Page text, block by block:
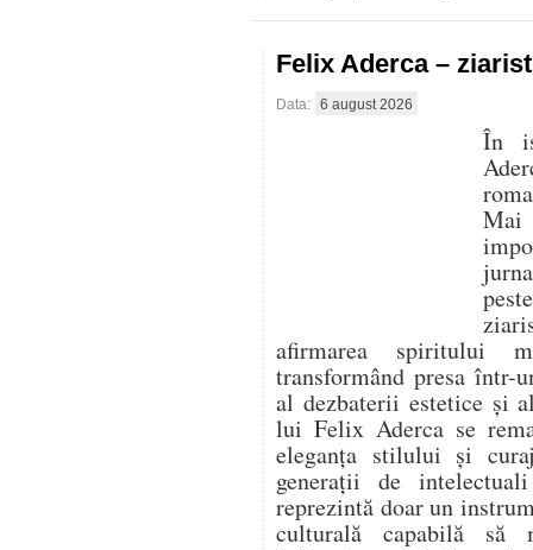
Felix Aderca –
Data: 6 august 2026
În
Mai
afirmarea spiritului
transformând presa
al dezbaterii estetice și
lui Felix Aderca se
eleganța stilului și
generații de
reprezintă doar un
culturală capabilă să